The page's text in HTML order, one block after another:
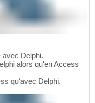
avec Delphi.
alors qu'en Access
qu'avec Delphi.